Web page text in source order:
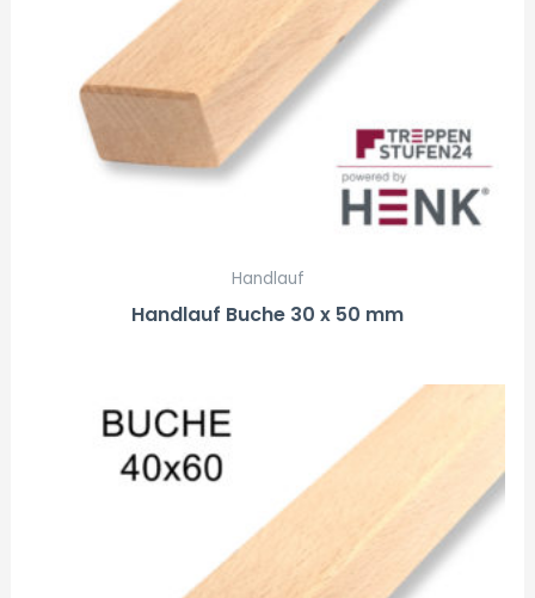
Handlauf
Handlauf Buche 30 x 50 mm